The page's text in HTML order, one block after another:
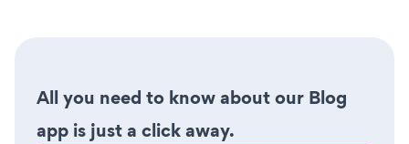
All you need to know about our Blog
app is just a click away.